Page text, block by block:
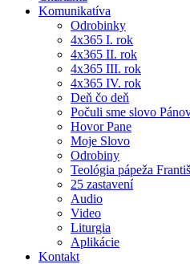
Komunikatíva
Odrobinky
4x365 I. rok
4x365 II. rok
4x365 III. rok
4x365 IV. rok
Deň čo deň
Počuli sme slovo
Hovor Pane
Moje Slovo
Odrobiny
Teológia pápeža
25 zastavení
Audio
Video
Liturgia
Aplikácie
Kontakt